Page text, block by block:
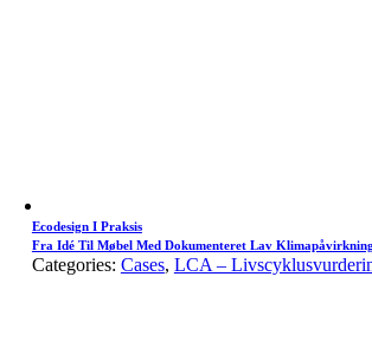
Ecodesign I Praksis
Fra Idé Til Møbel Med Dokumenteret Lav Klimapåvirkning
Categories: Cases, LCA –